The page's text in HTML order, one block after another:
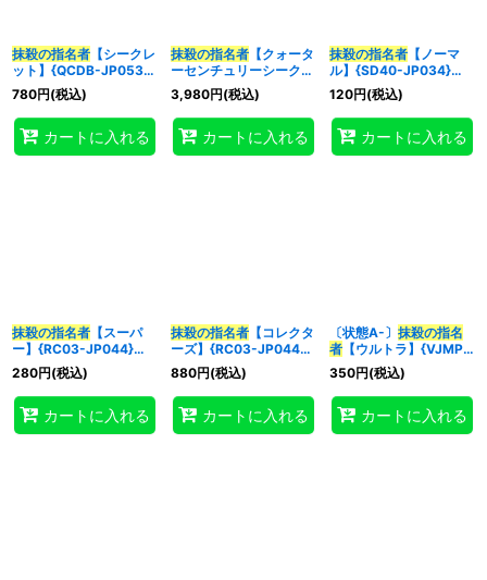
抹殺の指名者 【シークレ
ット】{QCDB-JP053}
《魔法》
780円(税込)
カートに入れる
抹殺の指名者【クォータ
ーセンチュリーシークレ
ット】{QCDB-JP053}
《魔法》
3,980円(税込)
カートに入れる
抹殺の指名者【ノーマ
ル】{SD40-JP034}
《魔法》
120円(税込)
カートに入れる
抹殺の指名者 【スーパ
ー】{RC03-JP044}
《魔法》
280円(税込)
カートに入れる
抹殺の指名者【コレクタ
ーズ】{RC03-JP044}
《魔法》
880円(税込)
カートに入れる
〔状態A-〕 抹殺の指名
者【ウルトラ】{VJMP-
JP164}《魔法》
350円(税込)
カートに入れる